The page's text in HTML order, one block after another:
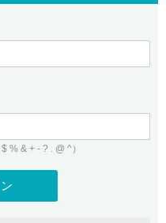
ご利用希望の方
ログイン
% & + - ? . @ ^）